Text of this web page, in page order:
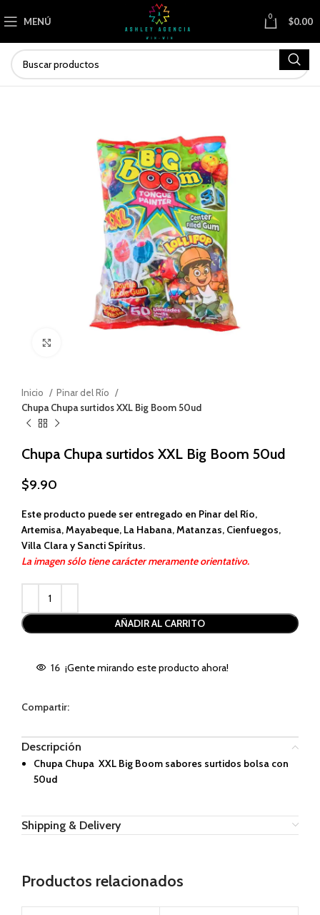
MENÚ 0 $0.00
Inicio
Pinar del Río
Chupa Chupa surtidos XXL Big Boom 50ud
Chupa Chupa surtidos XXL Big Boom 50ud
$9.90
Este producto puede ser entregado en Pinar del Río,
Artemisa, Mayabeque, La Habana, Matanzas, Cienfuegos,
Villa Clara y Sancti Spíritus.
La imagen sólo tiene carácter meramente orientativo.
AÑADIR AL CARRITO
16 ¡Gente mirando este producto ahora!
Compartir:
Descripción
Chupa Chupa XXL Big Boom sabores surtidos bolsa con
50ud
Shipping & Delivery
Productos relacionados